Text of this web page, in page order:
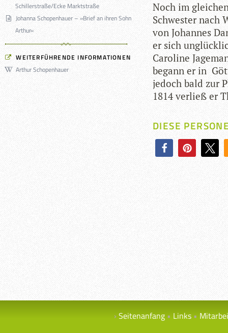
Schillerstraße/Ecke Marktstraße
Johanna Schopenhauer – »Brief an ihren Sohn
Arthur«
WEITERFÜHRENDE INFORMATIONEN
Arthur Schopenhauer
Noch im
Schwes­ter nach
von Johan­nes
er sich
Caro­line
begann er in
jedoch bald zur
1814 ver­ließ er
DIESE
Seitenanfang Links